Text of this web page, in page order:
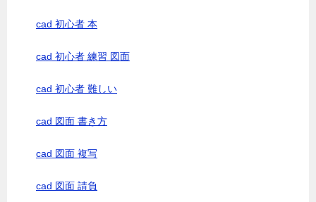
cad 初心者 本
cad 初心者 練習 図面
cad 初心者 難しい
cad 図面 書き方
cad 図面 複写
cad 図面 請負